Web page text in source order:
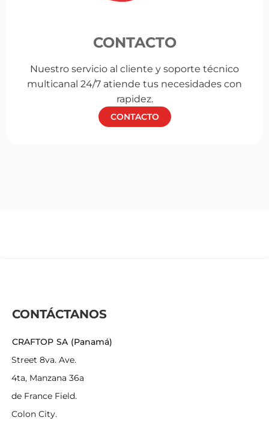
CONTACTO
Nuestro servicio al cliente y soporte técnico
multicanal 24/7 atiende tus necesidades con
rapidez.
CONTACTO
CONTÁCTANOS
CRAFTOP SA (Panamá)
Street 8va. Ave.
4ta, Manzana 36a
de France Field.
Colon City.